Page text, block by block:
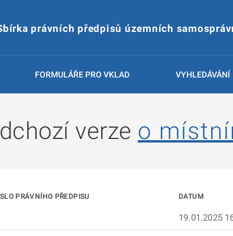
právních předpisů územních
FORMULÁŘE PRO VKLAD VYHLEDÁVÁNÍ
verze o
PRÁVNÍHO PŘEDPISU DATUM
19.01.2025